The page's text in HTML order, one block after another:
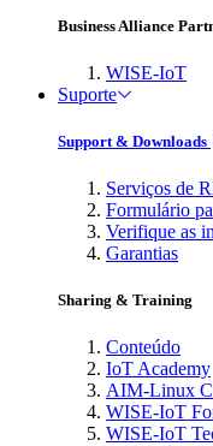
Business Alliance
WISE-IoT
Suporte
Support & Downloads
Serviços de
Formulário
Verifique as
Garantias
Sharing & Training
Conteúdo
IoT Academy
AIM-Linux
WISE-IoT
WISE-IoT